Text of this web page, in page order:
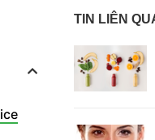
TIN LIÊN